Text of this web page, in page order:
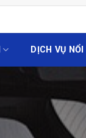
DỊCH VỤ